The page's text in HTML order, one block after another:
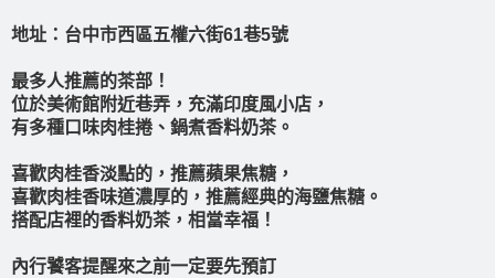
地址：台中市西區五權六街61巷5號
最多人推薦的茶部！
位於美術館附近巷弄，充滿印度風小店，
有多種口味肉桂捲、鍋煮香料奶茶。
喜歡肉桂香淡點的，推薦蘋果焦糖，
喜歡肉桂香味道濃厚的，推薦經典的海鹽焦糖。
搭配店裡的香料奶茶，相當幸福！
內行饕客提醒來之前一定要先預訂